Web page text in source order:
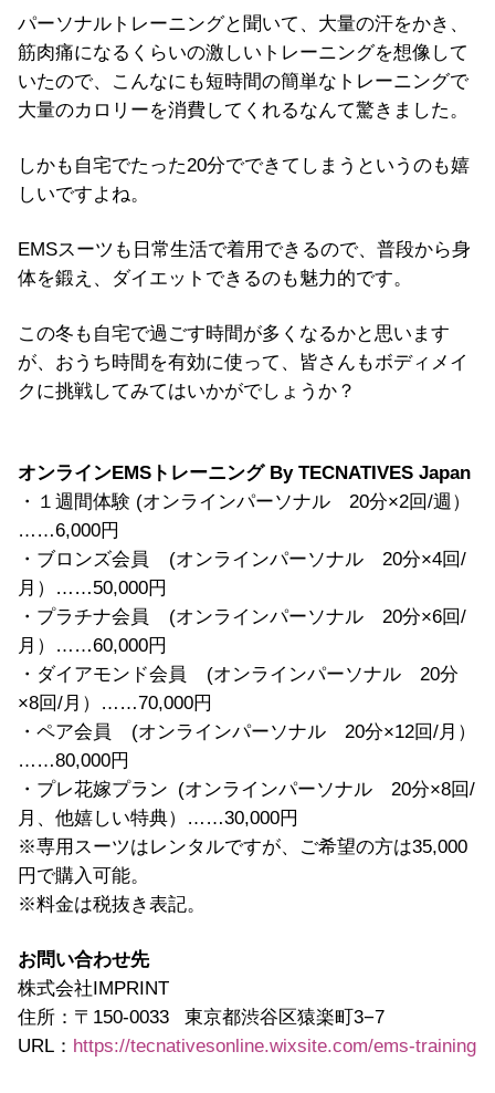
パーソナルトレーニングと聞いて、大量の汗をかき、
筋肉痛になるくらいの激しいトレーニングを想像して
いたので、こんなにも短時間の簡単なトレーニングで
大量のカロリーを消費してくれるなんて驚きました。
しかも自宅でたった20分でできてしまうというのも嬉
しいですよね。
EMSスーツも日常生活で着用できるので、普段から身
体を鍛え、ダイエットできるのも魅力的です。
この冬も自宅で過ごす時間が多くなるかと思います
が、おうち時間を有効に使って、皆さんもボディメイ
クに挑戦してみてはいかがでしょうか？
オンラインEMSトレーニング By TECNATIVES Japan
・１週間体験 (オンラインパーソナル 20分×2回/週）
……6,000円
・ブロンズ会員 (オンラインパーソナル 20分×4回/
月）……50,000円
・プラチナ会員 (オンラインパーソナル 20分×6回/
月）……60,000円
・ダイアモンド会員 (オンラインパーソナル 20分
×8回/月）……70,000円
・ペア会員 (オンラインパーソナル 20分×12回/月）
……80,000円
・プレ花嫁プラン (オンラインパーソナル 20分×8回/
月、他嬉しい特典）……30,000円
※専用スーツはレンタルですが、ご希望の方は35,000
円で購入可能。
※料金は税抜き表記。
お問い合わせ先
株式会社IMPRINT
住所：〒150-0033 東京都渋谷区猿楽町3−7
URL： https://tecnativesonline.wixsite.com/ems-training